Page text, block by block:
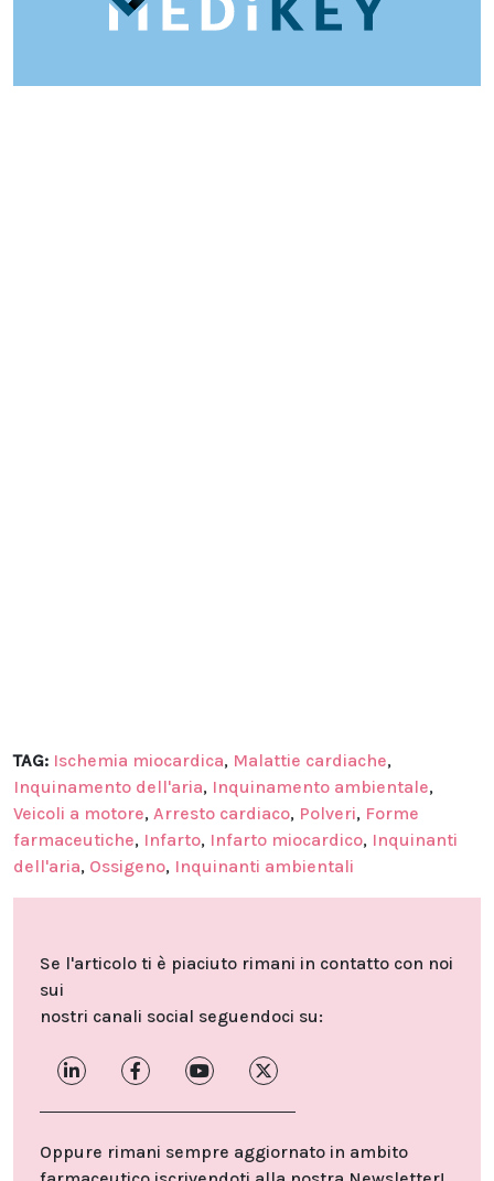
TAG: Ischemia miocardica, Malattie cardiache,
Inquinamento dell'aria, Inquinamento ambientale,
Veicoli a motore, Arresto cardiaco, Polveri, Forme
farmaceutiche, Infarto, Infarto miocardico, Inquinanti
dell'aria, Ossigeno, Inquinanti ambientali
Se l'articolo ti è piaciuto rimani in contatto con noi
sui
nostri canali social seguendoci su:
Oppure rimani sempre aggiornato in ambito